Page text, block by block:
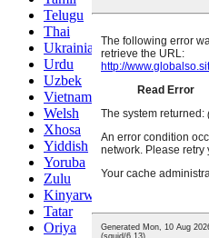
Telugu
Thai
Ukrainian
Urdu
Uzbek
Vietnamese
Welsh
Xhosa
Yiddish
Yoruba
Zulu
Kinyarwanda
Tatar
Oriya